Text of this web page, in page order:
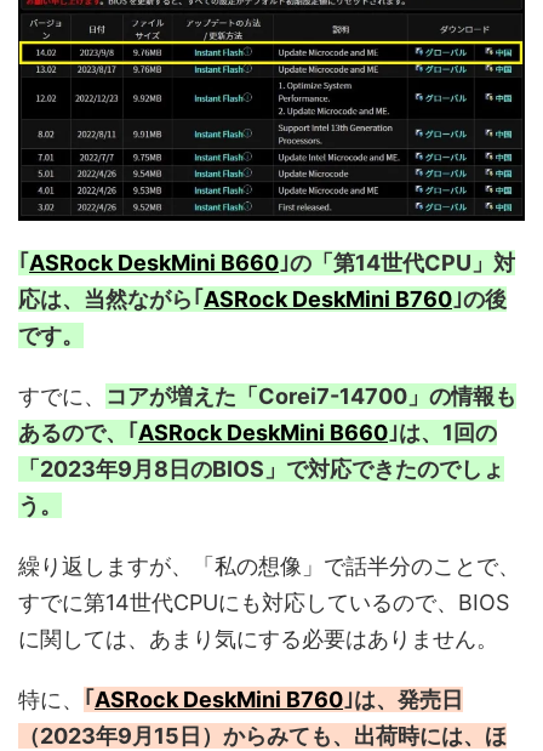
｢ASRock DeskMini B660｣の「第14世代CPU」対
応は、当然ながら｢ASRock DeskMini B760｣の後
です。
すでに、 コアが増えた「Corei7-14700」の情報も
あるので、｢ASRock DeskMini B660｣は、1回の
「2023年9月8日のBIOS」で対応できたのでしょ
う。
繰り返しますが、「私の想像」で話半分のことで、
すでに第14世代CPUにも対応しているので、BIOS
に関しては、あまり気にする必要はありません。
特に、 ｢ASRock DeskMini B760｣は、発売日
（2023年9月15日）からみても、出荷時には、ほ